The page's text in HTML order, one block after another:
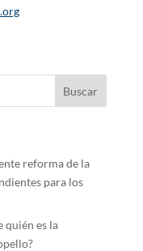
reforma de la
para los
quién es la